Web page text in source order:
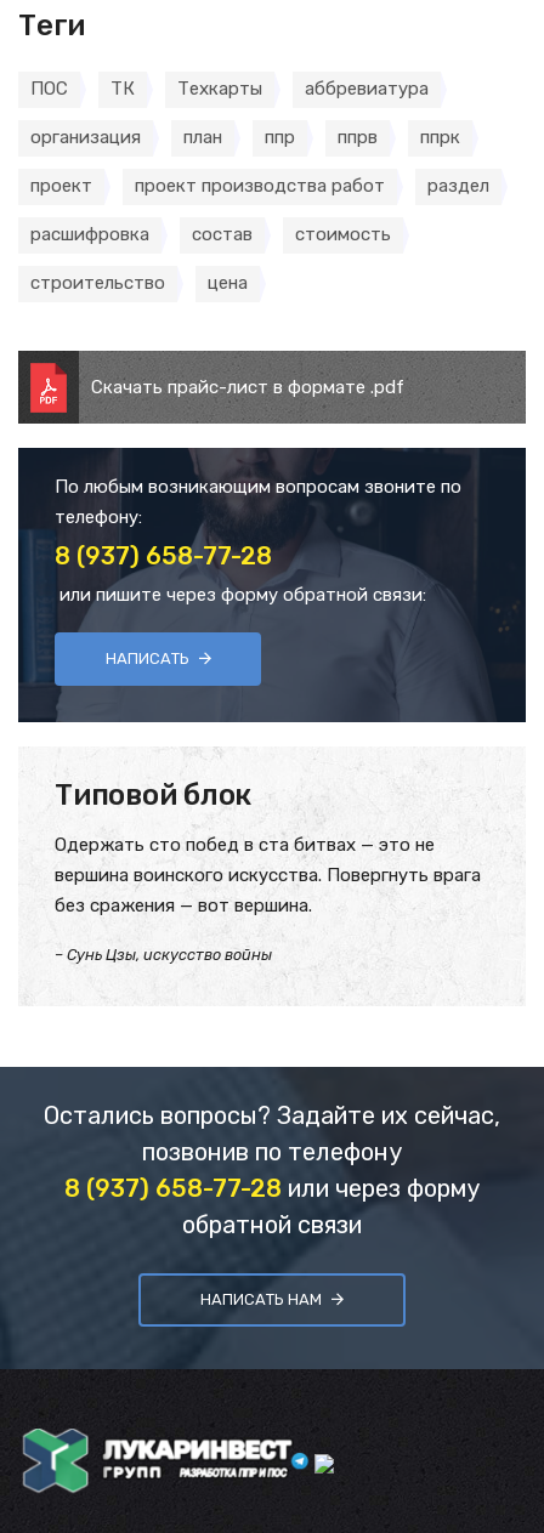
Теги
ПОС ТК Техкарты аббревиатура
организация план ппр ппрв ппрк
проект проект производства работ раздел
расшифровка состав стоимость
строительство цена
Скачать прайс-лист в формате .pdf
По любым возникающим вопросам звоните по
телефону:
8 (937) 658-77-28
или пишите через форму обратной связи:
НАПИСАТЬ
Типовой блок
Одержать сто побед в ста битвах — это не
вершина воинского искусства. Повергнуть врага
без сражения — вот вершина.
– Сунь Цзы, искусство войны
Остались вопросы? Задайте их сейчас,
позвонив по телефону
8 (937) 658-77-28 или через форму
обратной связи
НАПИСАТЬ НАМ